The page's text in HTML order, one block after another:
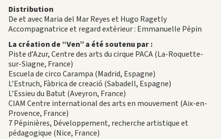
Distribution
De et avec Maria del Mar Reyes et Hugo Ragetly
Accompagnatrice et regard extérieur : Emmanuelle Pépin
La création de “Ven” a été soutenu par :
Piste d’Azur, Centre des arts du cirque PACA (La-Roquette-
sur-Siagne, France)
Escuela de circo Carampa (Madrid, Espagne)
L’Estruch, Fàbrica de creació (Sabadell, Espagne)
L’Essieu du Batut (Aveyron, France)
CIAM Centre international des arts en mouvement (Aix-en-
Provence, France)
7 Pépinières, Développement, recherche artistique et
pédagogique (Nice, France)